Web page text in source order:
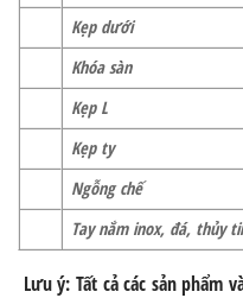
Kẹp dưới
Khóa sàn
Kẹp L
Kẹp ty
Ngỗng chế
Tay nắm inox, đá, thủy
Lưu ý: Tất cả các sản phẩm